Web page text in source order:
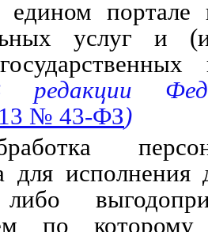
портале
услуг и
редакции
№ 43-ФЗ)
для исполнения
по которому